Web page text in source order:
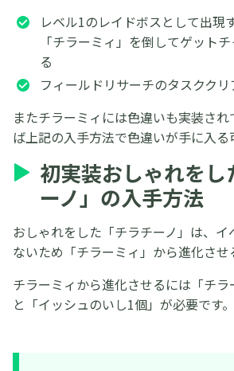
レベル1のレイドボスとして出現
「チラーミィ」を倒してゲット
る
フィールドリサーチのタスクク
またチラーミィには色違いも実装さ
ば上記の入手方法で色違いが手に入る
初実装おしゃれをし
ーノ」の入手方法
おしゃれをした「チラチーノ」は、イ
ないため「チラーミィ」から進化させ
チラーミィから進化させるには「チラ
と「イッシュのいし1個」が必要です。